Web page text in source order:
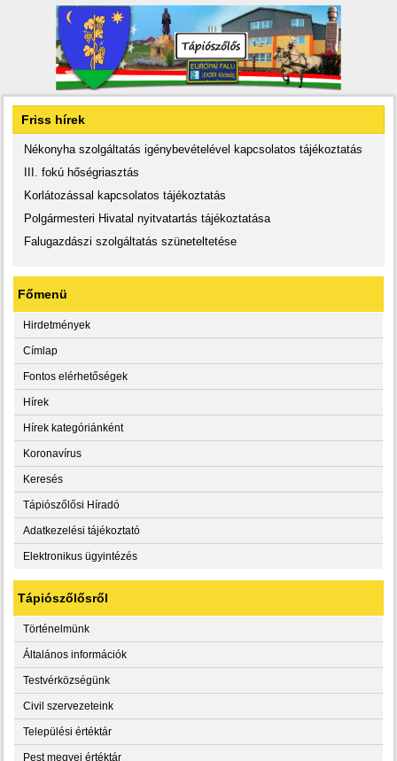
Friss hírek
Nékonyha szolgáltatás igénybevételével kapcsolatos tájékoztatás
III. fokú hőségriasztás
Korlátozással kapcsolatos tájékoztatás
Polgármesteri Hivatal nyitvatartás tájékoztatása
Falugazdászi szolgáltatás szüneteltetése
Főmenü
Hirdetmények
Címlap
Fontos elérhetőségek
Hírek
Hírek kategóriánként
Koronavírus
Keresés
Tápiószőlősi Híradó
Adatkezelési tájékoztató
Elektronikus ügyintézés
Tápiószőlősről
Történelmünk
Általános információk
Testvérközségünk
Civil szervezeteink
Települési értéktár
Pest megyei értéktár